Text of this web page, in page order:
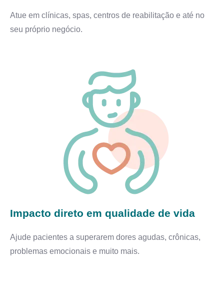
Atue em clínicas, spas, centros de reabilitação e até no
seu próprio negócio.
Impacto direto em qualidade de vida
Ajude pacientes a superarem dores agudas, crônicas,
problemas emocionais e muito mais.